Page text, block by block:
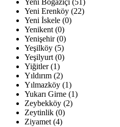
Yeni Boğaziçi (51)
Yeni Erenköy (22)
Yeni İskele (0)
Yenikent (0)
Yenişehir (0)
Yeşilköy (5)
Yeşilyurt (0)
Yiğitler (1)
Yıldırım (2)
Yılmazköy (1)
Yukarı Girne (1)
Zeybekköy (2)
Zeytinlik (0)
Ziyamet (4)